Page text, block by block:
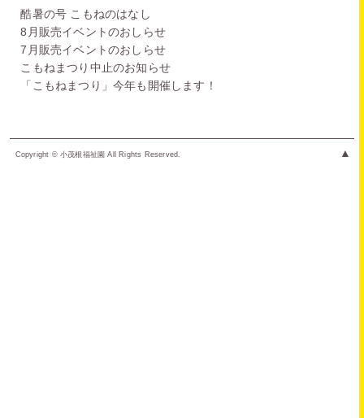
酷暑の号 こもねのはなし
8月販売イベントのおしらせ
7月販売イベントのおしらせ
こもねまつり中止のお知らせ
「こもねまつり」今年も開催します！
Copyright © 小茂根福祉園 All Rights Reserved. ▲